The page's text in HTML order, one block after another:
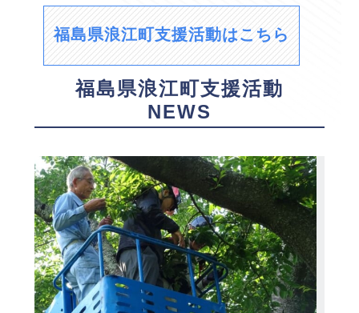
福島県浪江町支援活動はこちら
福島県浪江町支援活動
NEWS